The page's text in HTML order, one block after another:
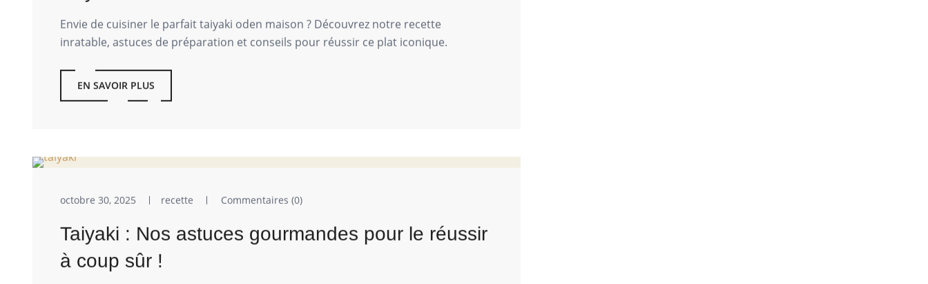
Envie de cuisiner le parfait taiyaki oden maison ? Découvrez notre recette
inratable, astuces de préparation et conseils pour réussir ce plat iconique.
EN SAVOIR PLUS
octobre 30, 2025 recette Commentaires (0)
Taiyaki : Nos astuces gourmandes pour le réussir
à coup sûr !